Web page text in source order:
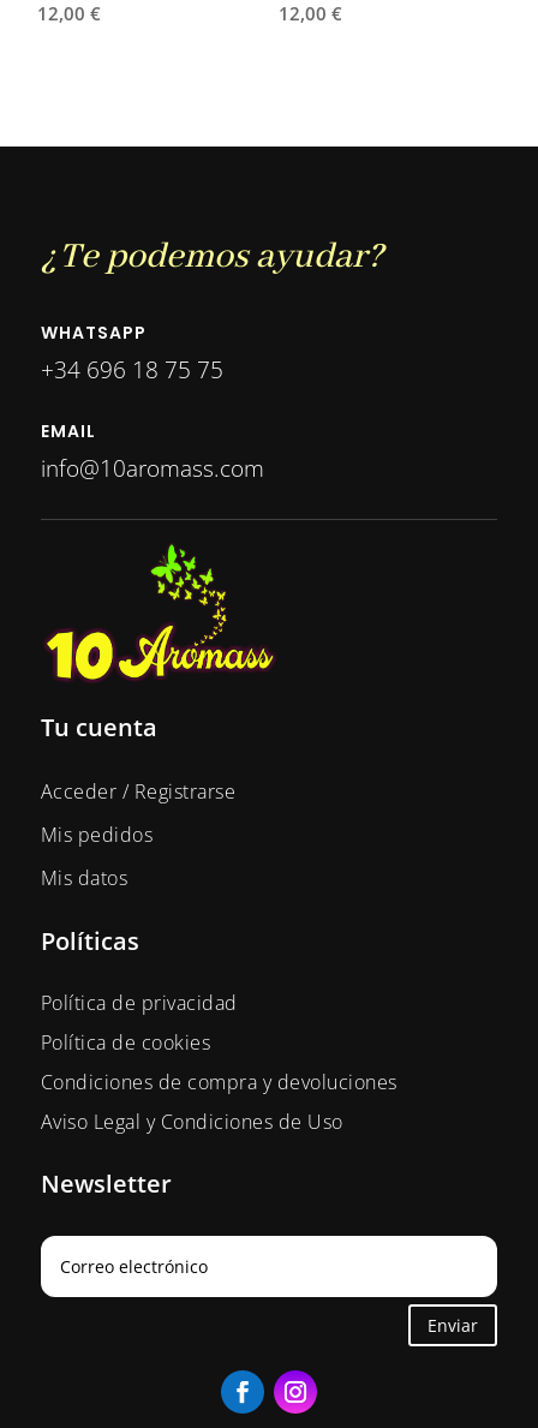
12,00€ 12,00 €
¿Te podemos ayudar?
WHATSAPP
+34 696 18 75 75
EMAIL
info@10aromass.com
Tu cuenta
Acceder / Registrarse
Mis pedidos
Mis datos
Políticas
Política de privacidad
Política de cookies
Condiciones de compra y devoluciones
Aviso Legal y Condiciones de Uso
Newsletter
Enviar